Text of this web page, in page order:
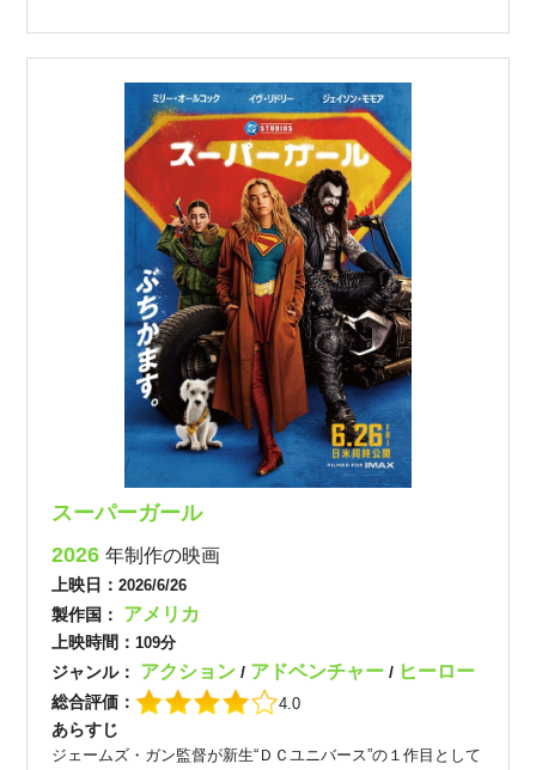
スーパーガール
2026年制作の映画
上映日：2026/6/26
製作国： アメリカ
上映時間： 109分
ジャンル： アクション/ アドベンチャー/ ヒーロー
総合評価： 4.0
あらすじ
ジェームズ・ガン監督が新生“ＤＣユニバース”の１作目として